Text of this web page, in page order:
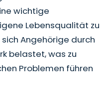
wichtige
Lebensqualität zu
Angehörige durch
belastet, was zu
Problemen führen